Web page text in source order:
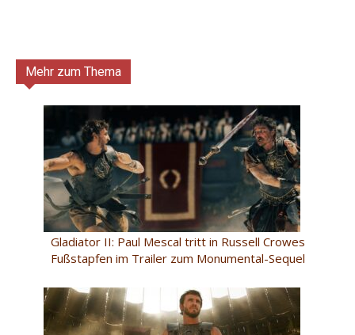
Mehr zum Thema
Gladiator II: Paul Mescal tritt in Russell Crowes
Fußstapfen im Trailer zum Monumental-Sequel